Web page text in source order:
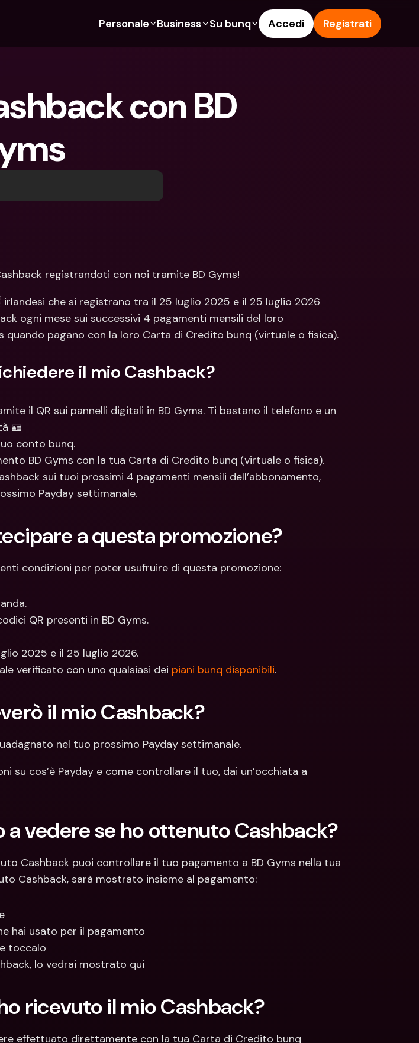
Personale
Per expat
Per coppie
Piani
bunq Free
Carte di Credito
Cripto
Invita un Amico
Conti Bancari internazionali e
Valute estere
Business
Per freelancer
Per PMI
bunq Free
bunq Core
Carte di Credito
Valute estere e IBAN Esteri
Conti Bancari internazionali e
Valute estere
Su bunq
Sostenibilità
Stampa
Accedi Registrati
con BD
registrandoti con noi tramite BD Gyms!
che si registrano tra il 25 luglio 2025 e il 25 luglio 2026
ogni mese sui successivi 4 pagamenti mensili del loro
quando pagano con la loro Carta di Credito bunq (virtuale o fisica).
il mio Cashback?
il QR sui pannelli digitali in BD Gyms. Ti bastano il telefono e un
🪪
conto bunq.
BD Gyms con la tua Carta di Credito bunq (virtuale o fisica).
sui tuoi prossimi 4 pagamenti mensili dell’abbonamento,
Payday settimanale.
a questa promozione?
condizioni per poter usufruire di questa promozione:
QR presenti in BD Gyms.
2025 e il 25 luglio 2026.
verificato con uno qualsiasi dei piani bunq disponibili.
il mio Cashback?
nel tuo prossimo Payday settimanale.
Cashback puoi controllare il tuo pagamento a BD Gyms nella tua
Cashback, sarà mostrato insieme al pagamento:
hai usato per il pagamento
toccalo
lo vedrai mostrato qui
ricevuto il mio Cashback?
effettuato direttamente con la tua Carta di Credito bunq